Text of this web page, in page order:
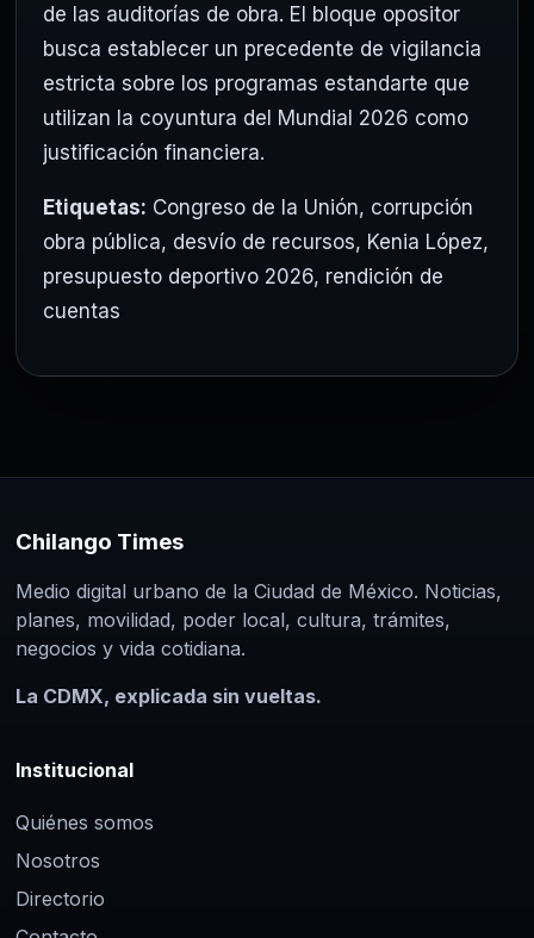
de las auditorías de obra. El bloque opositor
busca establecer un precedente de vigilancia
estricta sobre los programas estandarte que
utilizan la coyuntura del Mundial 2026 como
justificación financiera.
Etiquetas: Congreso de la Unión, corrupción
obra pública, desvío de recursos, Kenia López,
presupuesto deportivo 2026, rendición de
cuentas
Chilango Times
Medio digital urbano de la Ciudad de México. Noticias,
planes, movilidad, poder local, cultura, trámites,
negocios y vida cotidiana.
La CDMX, explicada sin vueltas.
Institucional
Quiénes somos
Nosotros
Directorio